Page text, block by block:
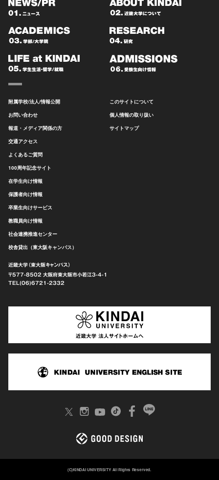
附属学校/法人/情報公開
お問い合わせ
報道・メディア関係の方
交通アクセス
よくあるご質問
100周年記念サイト
在学生向け情報
保護者向け情報
卒業生向けサービス
教職員向け情報
社会連携推進センター
校舎貸出（東大阪キャンパス）
このサイトについて
個人情報の取り扱い
サイトマップ
近畿大学（東大阪キャンパス）
〒577-8502 大阪府東大阪市小若江3-4-1
TEL(06)6721-2332
(C)KINDAI UNIVERSITY All Rights Reserved.